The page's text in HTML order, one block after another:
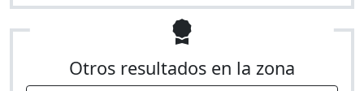
Otros resultados en la zona